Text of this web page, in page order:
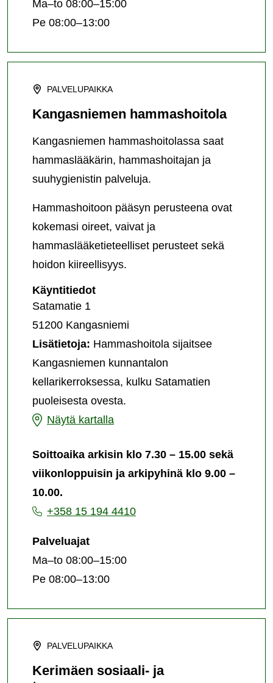
Ma–to 08:00–15:00
Pe 08:00–13:00
PALVELUPAIKKA
Kangasniemen hammashoitola
Kangasniemen hammashoitolassa saat
hammaslääkärin, hammashoitajan ja
suuhygienistin palveluja.
Hammashoitoon pääsyn perusteena ovat
kokemasi oireet, vaivat ja
hammaslääketieteelliset perusteet sekä
hoidon kiireellisyys.
KäyntitiedotKangasniemen
Satamatie 1
51200 Kangasniemi
Lisätietoja: Hammashoitola sijaitsee
Kangasniemen kunnantalon
kellarikerroksessa, kulku Satamatien
puoleisesta ovesta.
Näytä kartalla
Kangasniemen
Soittoaika arkisin klo 7.30 – 15.00 sekä
viikonloppuisin ja arkipyhinä klo 9.00 –
10.00.
+358 15 194 4410
Palveluajat
Ma–to 08:00–15:00
Pe 08:00–13:00
PALVELUPAIKKA
Kerimäen sosiaali- ja